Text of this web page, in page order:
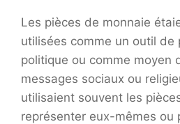
Les pièces de monnaie
utilisées comme un outil de
politique ou comme moyen
messages sociaux ou
utilisaient souvent les
représenter eux-mêmes ou